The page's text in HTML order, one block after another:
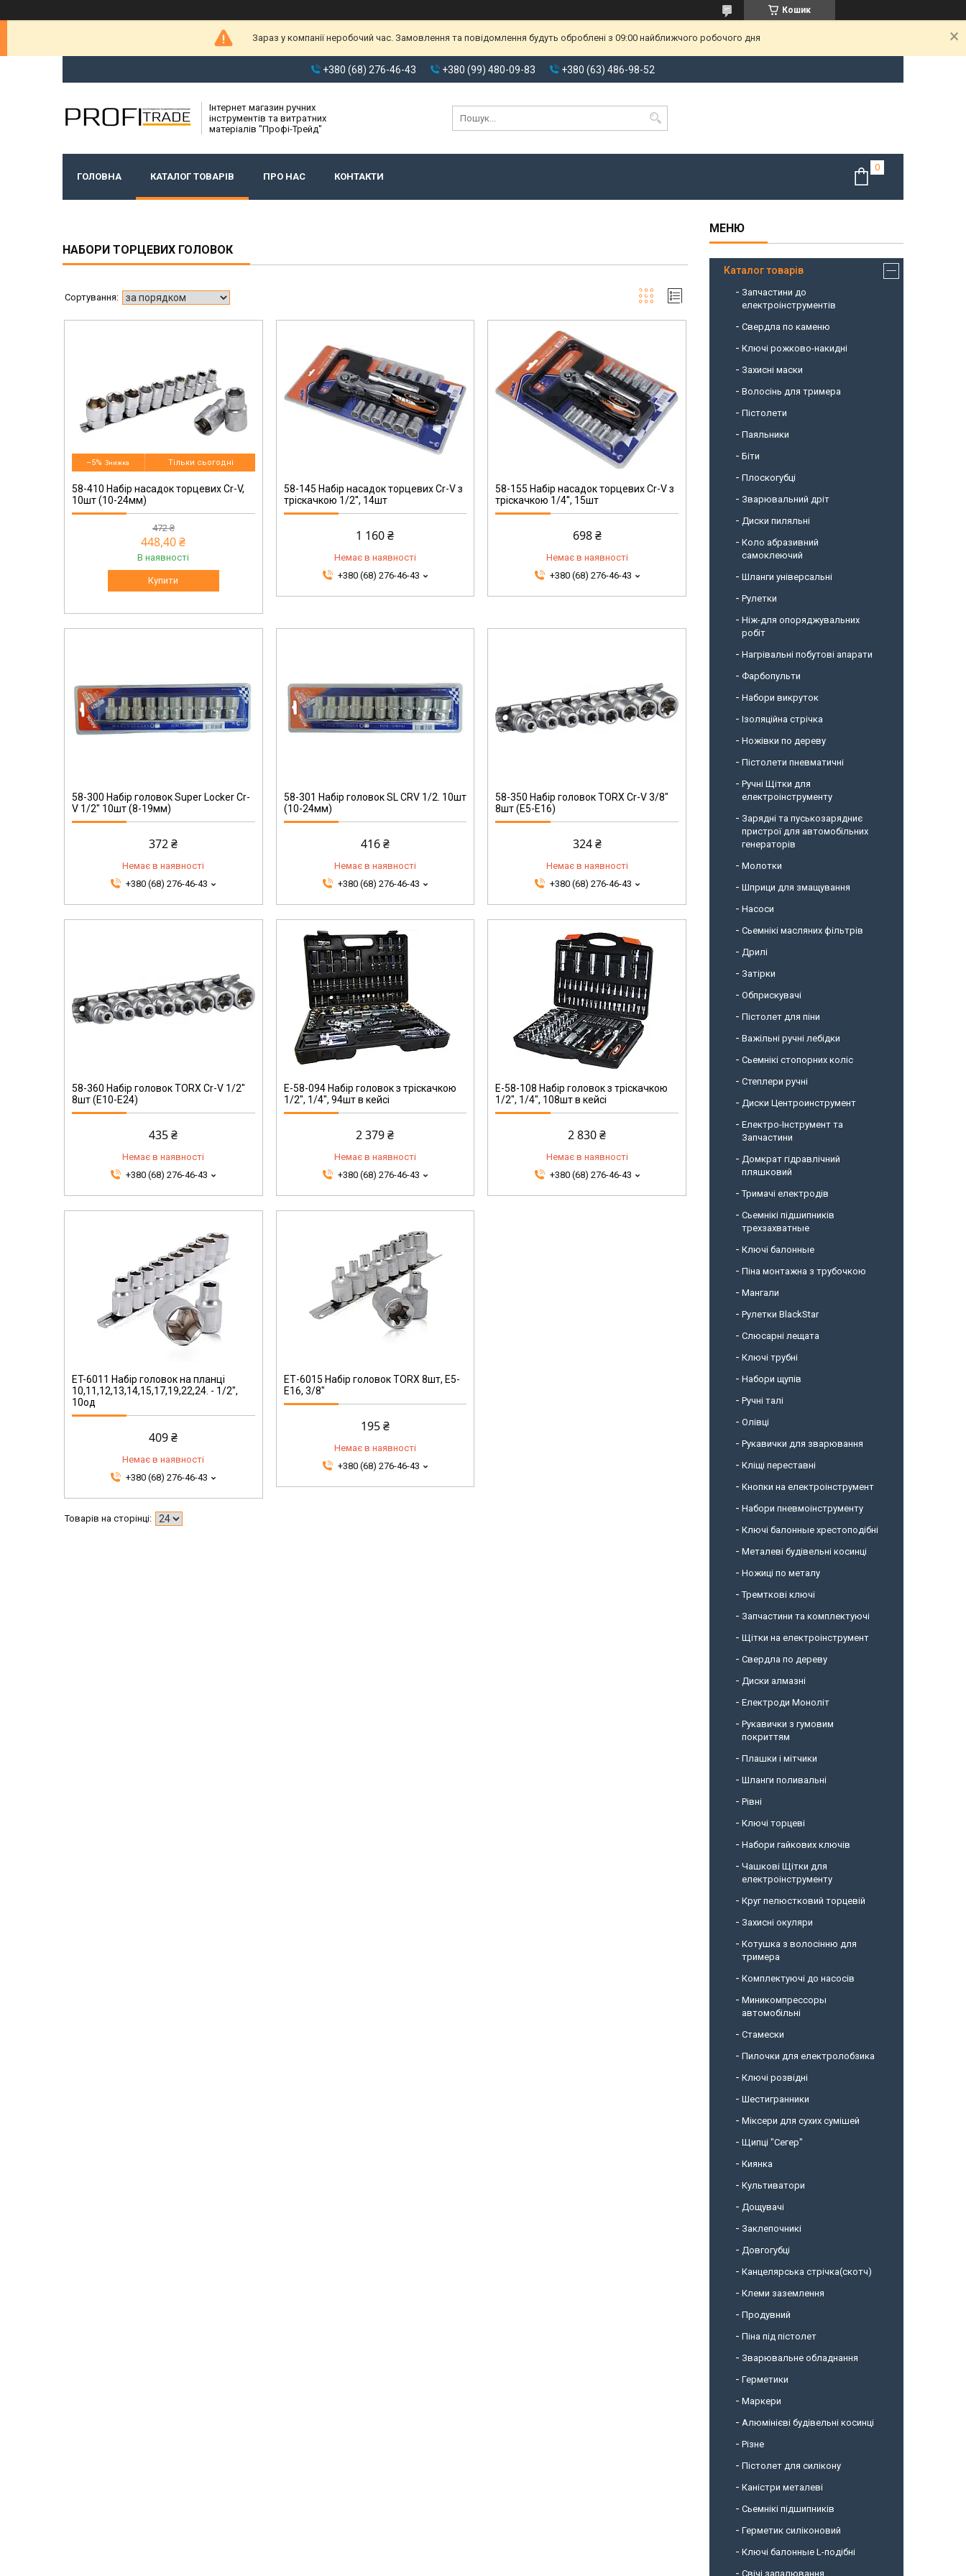
Кошик
Зараз у компанії неробочий час. Замовлення та повідомлення будуть оброблені з 09:00 найближчого робочого дня
+380 (68) 276-46-43 +380 (99) 480-09-83 +380 (63) 486-98-52
Інтернет магазин ручних
інструментів та витратних
матеріалів "Профі-Трейд"
ГОЛОВНА КАТАЛОГ ТОВАРІВ ПРО НАС КОНТАКТИ
НАБОРИ ТОРЦЕВИХ ГОЛОВОК
–5% Тільки сьогодні
58-410 Набір насадок торцевих Cr-V,
10шт (10-24мм)
472 ₴
448,40 ₴
В наявності
Купити
58-145 Набір насадок торцевих Cr-V з
тріскачкою 1/2'', 14шт
1 160 ₴
Немає в наявності
+380 (68) 276-46-43
58-155 Набір насадок торцевих Cr-V з
тріскачкою 1/4'', 15шт
698 ₴
Немає в наявності
+380 (68) 276-46-43
58-300 Набір головок Super Locker Cr-
V 1/2" 10шт (8-19мм)
372 ₴
Немає в наявності
+380 (68) 276-46-43
58-301 Набір головок SL CRV 1/2. 10шт
(10-24мм)
416 ₴
Немає в наявності
+380 (68) 276-46-43
58-350 Набір головок TORX Cr-V 3/8"
8шт (E5-E16)
324 ₴
Немає в наявності
+380 (68) 276-46-43
58-360 Набір головок TORX Cr-V 1/2"
8шт (E10-E24)
435 ₴
Немає в наявності
+380 (68) 276-46-43
E-58-094 Набір головок з тріскачкою
1/2", 1/4", 94шт в кейсі
2 379 ₴
Немає в наявності
+380 (68) 276-46-43
E-58-108
E-58-108 Набір головок з тріскачкою
1/2", 1/4", 108шт в кейсі
2 830 ₴
Немає в наявності
+380 (68) 276-46-43
ET-6011 Набір головок на планці
10,11,12,13,14,15,17,19,22,24. - 1/2",
10од
409 ₴
Немає в наявності
+380 (68) 276-46-43
ET-6015
ЕТ-6015 Набір головок TORX 8шт, Е5-
Е16, 3/8"
195 ₴
Немає в наявності
+380 (68) 276-46-43
Каталог товарів
Запчастини до
електроінструментів
Свердла по каменю
Ключі рожково-накидні
Захисні маски
Волосінь для тримера
Пістолети
Паяльники
Біти
Плоскогубці
Зварювальний дріт
Диски пиляльні
Коло абразивний
самоклеючий
Шланги універсальні
Рулетки
Ніж-для опоряджувальних
робіт
Нагрівальні побутові апарати
Фарбопульти
Набори викруток
Ізоляційна стрічка
Ножівки по дереву
Пістолети пневматичні
Ручні Щітки для
електроінструменту
Зарядні та пуськозарядниє
пристрої для автомобільних
генераторів
Молотки
Шприци для змащування
Насоси
Сьемнікі масляних фільтрів
Дрилі
Затірки
Обприскувачі
Пістолет для піни
Важільні ручні лебідки
Сьемнікі стопорних коліс
Степлери ручні
Диски Центроинструмент
Електро-Інструмент та
Запчастини
Домкрат гідравлічний
пляшковий
Тримачі електродів
Сьемнікі підшипників
трехзахватные
Ключі балонные
Піна монтажна з трубочкою
Мангали
Рулетки BlackStar
Слюсарні лещата
Ключі трубні
Набори щупів
Ручні талі
Олівці
Рукавички для зварювання
Кліщі переставні
Кнопки на електроінструмент
Набори пневмоінструменту
Ключі балонные хрестоподібні
Металеві будівельні косинці
Ножиці по металу
Тремткові ключі
Запчастини та комплектуючі
Щітки на електроінструмент
Свердла по дереву
Диски алмазні
Електроди Моноліт
Рукавички з гумовим
покриттям
Плашки і мітчики
Шланги поливальні
Рівні
Ключі торцеві
Набори гайкових ключів
Чашкові Щітки для
електроінструменту
Круг пелюстковий торцевій
Захисні окуляри
Котушка з волосінню для
тримера
Комплектуючі до насосів
Миникомпрессоры
автомобільні
Стамески
Пилочки для електролобзика
Ключі розвідні
Шестигранники
Міксери для сухих сумішей
Щипці "Сегер"
Киянка
Культиватори
Дощувачі
Заклепочникі
Довгогубці
Канцелярська стрічка(скотч)
Клеми заземлення
Продувний
Піна під пістолет
Зварювальне обладнання
Герметики
Маркери
Алюмінієві будівельні косинці
Різне
Пістолет для силікону
Каністри металеві
Сьемнікі підшипників
Герметик силіконовий
Ключі балонные L-подібні
Свічі запалювання